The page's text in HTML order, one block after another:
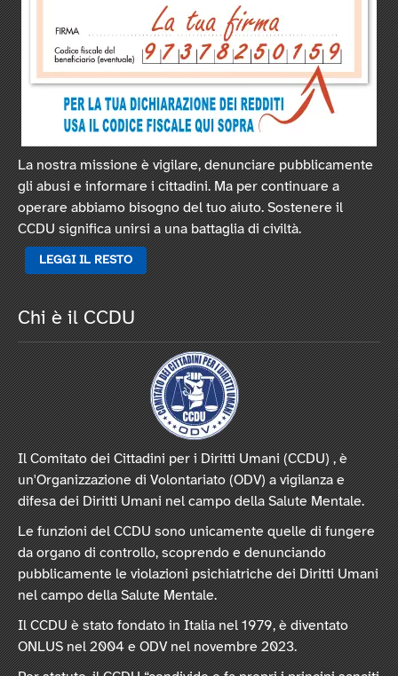
La nostra missione è vigilare, denunciare pubblicamente
gli abusi e informare i cittadini. Ma per continuare a
operare abbiamo bisogno del tuo aiuto. Sostenere il
CCDU significa unirsi a una battaglia di civiltà.
LEGGI IL RESTO
Chi è il CCDU
Il Comitato dei Cittadini per i Diritti Umani (CCDU) , è
un'Organizzazione di Volontariato (ODV) a vigilanza e
difesa dei Diritti Umani nel campo della Salute Mentale.
Le funzioni del CCDU sono unicamente quelle di fungere
da organo di controllo, scoprendo e denunciando
pubblicamente le violazioni psichiatriche dei Diritti Umani
nel campo della Salute Mentale.
Il CCDU è stato fondato in Italia nel 1979, è diventato
ONLUS nel 2004 e ODV nel novembre 2023.